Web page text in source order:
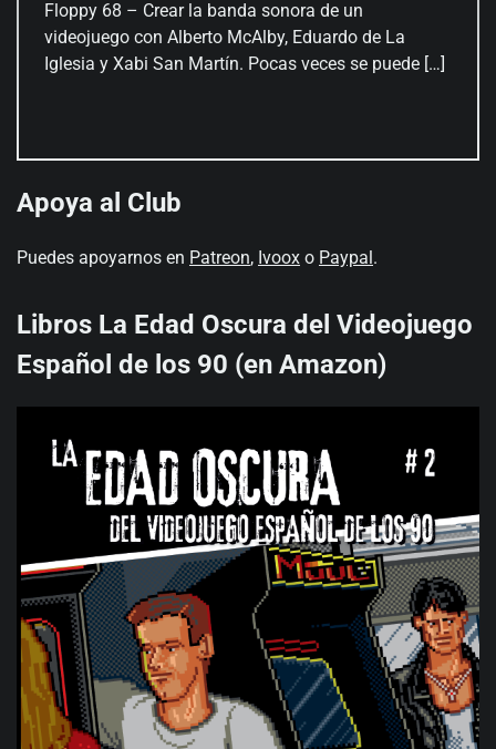
Floppy 68 – Crear la banda sonora de un
videojuego con Alberto McAlby, Eduardo de La
Iglesia y Xabi San Martín. Pocas veces se puede […]
Apoya al Club
Puedes apoyarnos en Patreon, Ivoox o Paypal.
Libros La Edad Oscura del Videojuego
Español de los 90 (en Amazon)